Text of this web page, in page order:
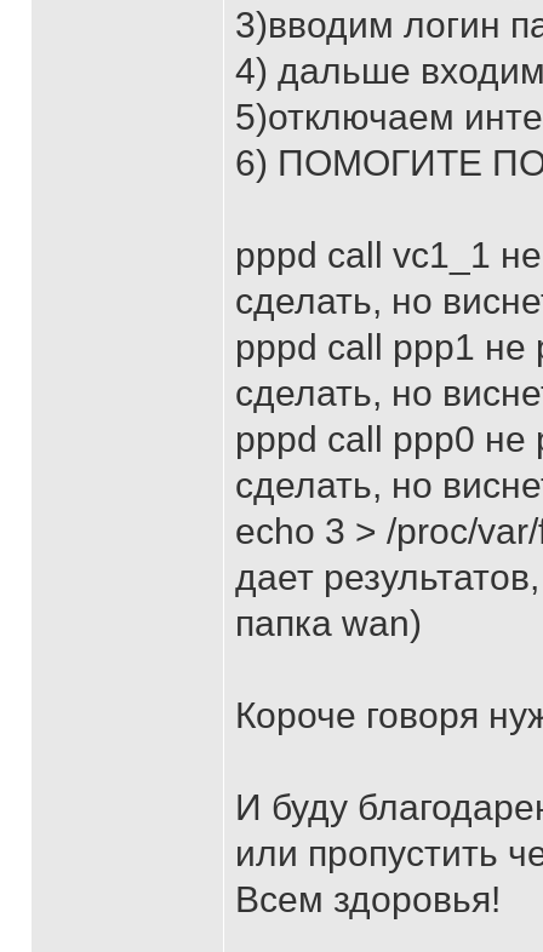
3)вводим логин
4) дальше
5)отключаем
6) ПОМОГИТЕ
pppd call vc1_1
сделать, но
pppd call ppp1 не
сделать, но
pppd call ppp0 не
сделать, но
echo 3 > /proc/
дает
папка wan)
Короче говоря
И буду
или пропустить
Всем здоровья!